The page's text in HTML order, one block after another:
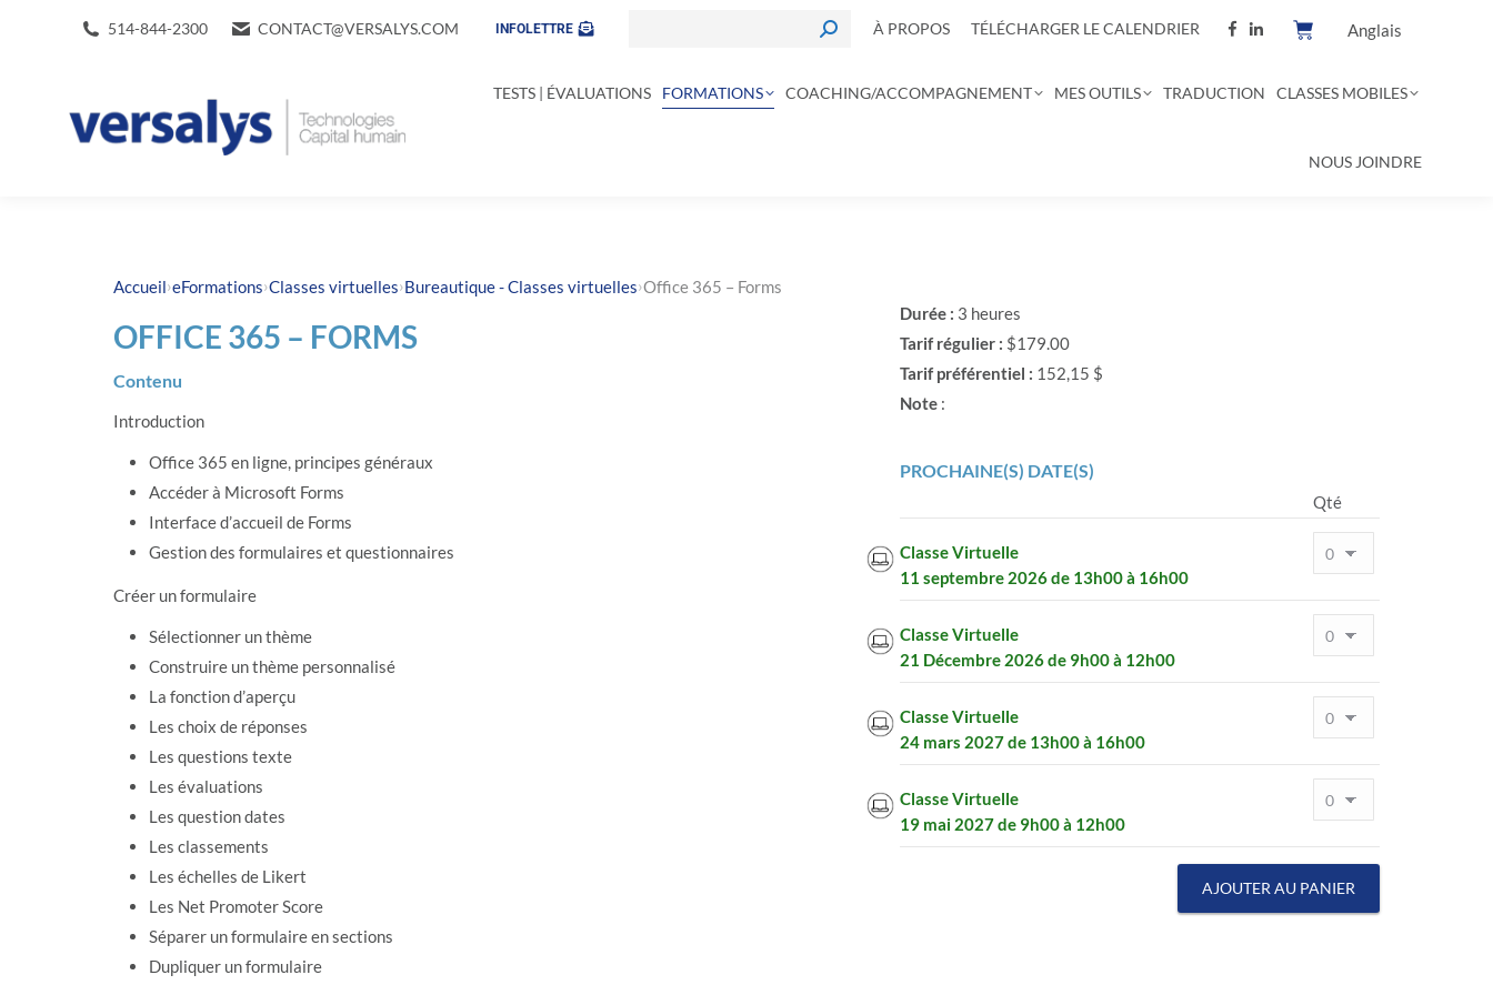
514-844-2300 CONTACT@VERSALYS.COM INFOLETTRE À PROPOS TÉLÉCHARGER LE CALENDRIER Anglais
TESTS | ÉVALUATIONS FORMATIONS COACHING/ACCOMPAGNEMENT MES OUTILS TRADUCTION CLASSES MOBILES
NOUS JOINDRE
Accueil›eFormations›Classes virtuelles›Bureautique - Classes virtuelles›Office 365 – Forms
OFFICE 365 – FORMS
Contenu
Introduction
Office 365 en ligne, principes généraux
Accéder à Microsoft Forms
Interface d’accueil de Forms
Gestion des formulaires et questionnaires
Créer un formulaire
Sélectionner un thème
Construire un thème personnalisé
La fonction d’aperçu
Les choix de réponses
Les questions texte
Les évaluations
Les question dates
Les classements
Les échelles de Likert
Les Net Promoter Score
Séparer un formulaire en sections
Dupliquer un formulaire
Durée : 3 heures
Tarif régulier : $179.00
Tarif préférentiel : 152,15 $
Note:
PROCHAINE(S) DATE(S)
Qté
Classe Virtuelle
11 septembre 2026 de 13h00 à 16h00
Classe Virtuelle
21 Décembre 2026 de 9h00 à 12h00
Classe Virtuelle
24 mars 2027 de 13h00 à 16h00
Classe Virtuelle
19 mai 2027 de 9h00 à 12h00
AJOUTER AU PANIER